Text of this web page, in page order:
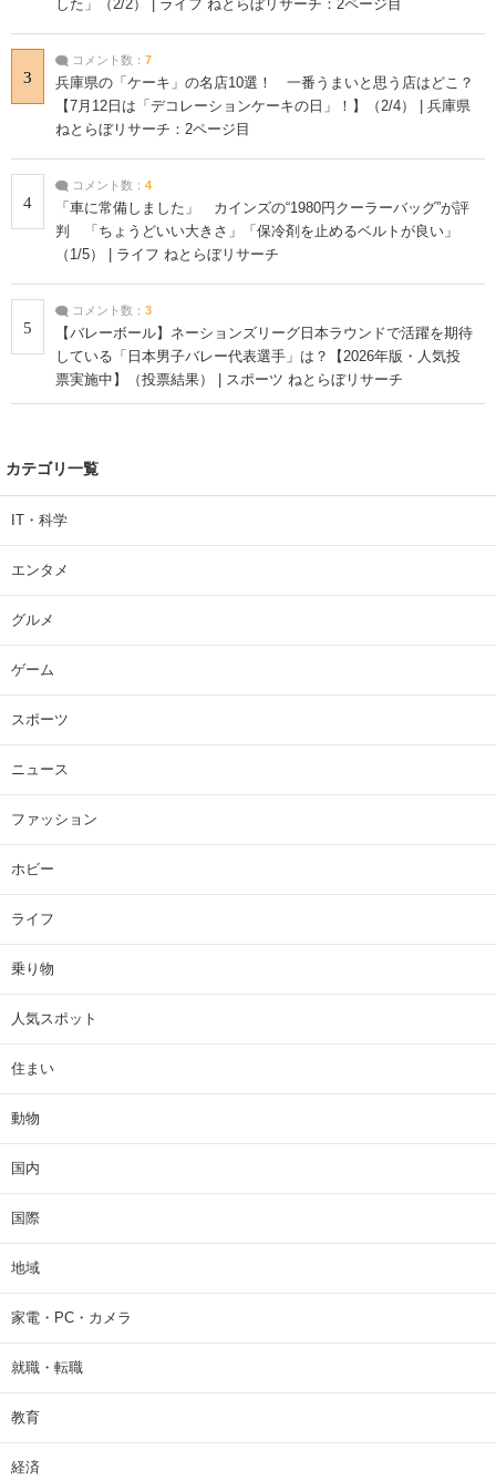
した」（2/2） | ライフ ねとらぼリサーチ：2ページ目
3
コメント数： 7
兵庫県の「ケーキ」の名店10選！ 一番うまいと思う店はどこ？
【7月12日は「デコレーションケーキの日」！】（2/4） | 兵庫県
ねとらぼリサーチ：2ページ目
4
コメント数： 4
「車に常備しました」 カインズの“1980円クーラーバッグ”が評
判 「ちょうどいい大きさ」「保冷剤を止めるベルトが良い」
（1/5） | ライフ ねとらぼリサーチ
5
コメント数： 3
【バレーボール】ネーションズリーグ日本ラウンドで活躍を期待
している「日本男子バレー代表選手」は？【2026年版・人気投
票実施中】（投票結果） | スポーツ ねとらぼリサーチ
カテゴリ一覧
IT・科学
エンタメ
グルメ
ゲーム
スポーツ
ニュース
ファッション
ホビー
ライフ
乗り物
人気スポット
住まい
動物
国内
国際
地域
家電・PC・カメラ
就職・転職
教育
経済